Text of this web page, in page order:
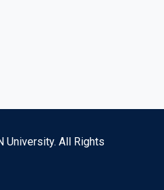
University. All Rights